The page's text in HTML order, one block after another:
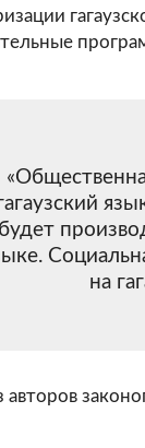
будет
на